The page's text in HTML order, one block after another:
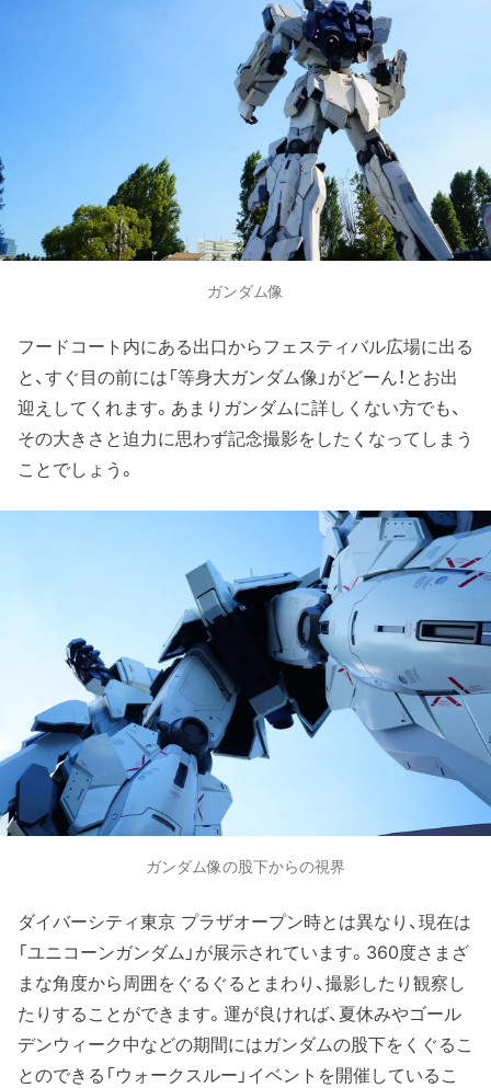
ガンダム像
フードコート内にある出口からフェスティバル広場に出る
と、すぐ目の前には「等身大ガンダム像」がどーん！とお出
迎えしてくれます。あまりガンダムに詳しくない方でも、
その大きさと迫力に思わず記念撮影をしたくなってしまう
ことでしょう。
ガンダム像の股下からの視界
ダイバーシティ東京 プラザオープン時とは異なり、現在は
「ユニコーンガンダム」が展示されています。360度さまざ
まな角度から周囲をぐるぐるとまわり、撮影したり観察し
たりすることができます。運が良ければ、夏休みやゴール
デンウィーク中などの期間にはガンダムの股下をくぐるこ
とのできる「ウォークスルー」イベントを開催しているこ